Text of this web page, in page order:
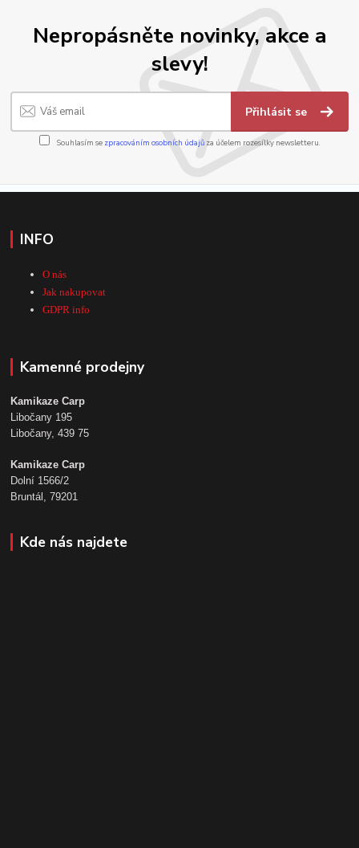
Nepropásněte novinky, akce a
slevy!
Přihlásit se
Souhlasím se zpracováním osobních údajůza účelem rozesílky newsletteru.
INFO
O nás
Jak nakupovat
GDPR info
Kamenné prodejny
Kamikaze Carp
Libočany 195
Libočany, 439 75
Kamikaze Carp
Dolní 1566/2
Bruntál, 79201
Kde nás najdete